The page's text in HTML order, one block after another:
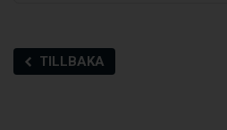
TILLBAKA